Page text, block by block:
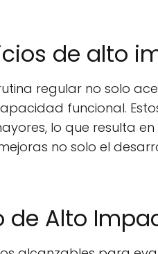
de alto
regular no solo
funcional.
lo que resulta
no solo el
de Alto